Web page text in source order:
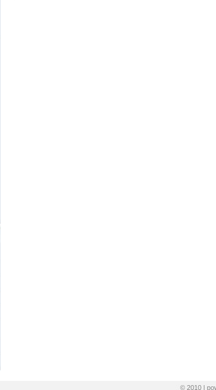
© 2010 |